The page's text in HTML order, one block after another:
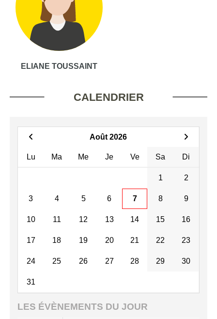
ELIANE TOUSSAINT
CALENDRIER
Août 2026
Lu Ma Me Je Ve Sa Di
1 2
3 4 5 6 7 8 9
10 11 12 13 14 15 16
17 18 19 20 21 22 23
24 25 26 27 28 29 30
31
LES ÉVÈNEMENTS DU JOUR